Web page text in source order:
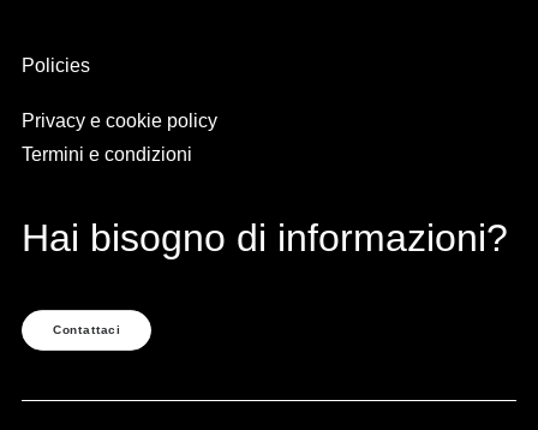
Policies
Privacy e cookie policy
Termini e condizioni
Hai bisogno di informazioni?
Contattaci